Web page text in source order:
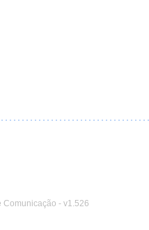
Comunicação - v1.526